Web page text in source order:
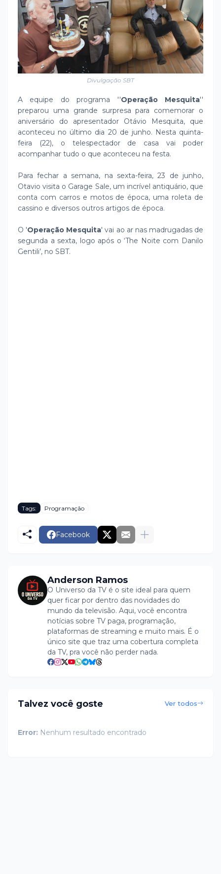
Divulgação SBT
A equipe do programa ''Operação Mesquita''
preparou uma grande surpresa para comemorar o
aniversário do apresentador Otávio Mesquita, que
aconteceu no último dia 20 de junho. Nesta quinta-
feira (22), o telespectador de casa vai poder
acompanhar tudo o que aconteceu na festa.
Para fechar a semana, na sexta-feira, 23 de junho,
Otavio visita o Garage Sale, um incrível antiquário, que
conta com carros e motos de época, uma roleta de
cassino e diversos outros artigos de época.
O 'Operação Mesquita' vai ao ar nas madrugadas de
segunda a sexta, logo após o ‘The Noite com Danilo
Gentili’, no SBT.
Tags: Programação
Facebook
Anderson Ramos
O Universo da TV é o site ideal para quem
quer ficar por dentro das novidades do
mundo da televisão. Aqui, você encontra
notícias sobre TV paga, programação,
plataformas de streaming e muito mais. É o
único site que traz uma cobertura completa
da TV, pra você não perder nada.
Talvez você goste Ver todos
Error: Nenhum resultado encontrado